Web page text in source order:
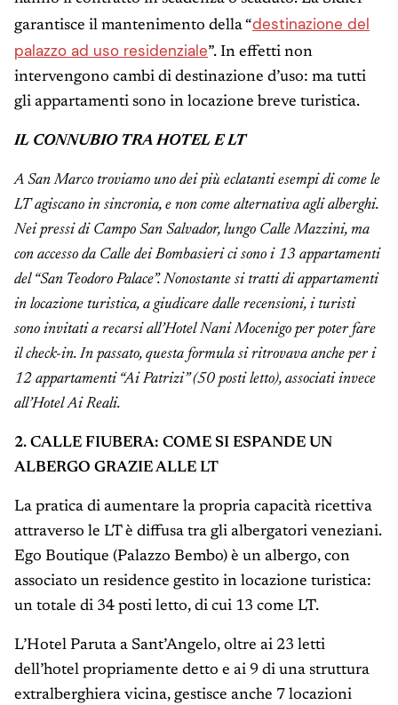
garantisce il mantenimento della “destinazione del
palazzo ad uso residenziale”. In effetti non
intervengono cambi di destinazione d’uso: ma tutti
gli appartamenti sono in locazione breve turistica.
IL CONNUBIO TRA HOTEL E LT
A San Marco troviamo uno dei più eclatanti esempi di come le
LT agiscano in sincronia, e non come alternativa agli alberghi.
Nei pressi di Campo San Salvador, lungo Calle Mazzini, ma
con accesso da Calle dei Bombasieri ci sono i 13 appartamenti
del “San Teodoro Palace”. Nonostante si tratti di appartamenti
in locazione turistica, a giudicare dalle recensioni, i turisti
sono invitati a recarsi all’Hotel Nani Mocenigo per poter fare
il check-in. In passato, questa formula si ritrovava anche per i
12 appartamenti “Ai Patrizi” (50 posti letto), associati invece
all’Hotel Ai Reali.
2. CALLE FIUBERA: COME SI ESPANDE UN
ALBERGO GRAZIE ALLE LT
La pratica di aumentare la propria capacità ricettiva
attraverso le LT è diffusa tra gli albergatori veneziani.
Ego Boutique (Palazzo Bembo) è un albergo, con
associato un residence gestito in locazione turistica:
un totale di 34 posti letto, di cui 13 come LT.
L’Hotel Paruta a Sant’Angelo, oltre ai 23 letti
dell’hotel propriamente detto e ai 9 di una struttura
extralberghiera vicina, gestisce anche 7 locazioni